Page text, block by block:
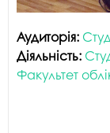
Аудиторія:
Діяльність:
Факультет